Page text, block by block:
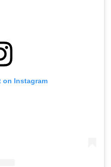
on Instagram